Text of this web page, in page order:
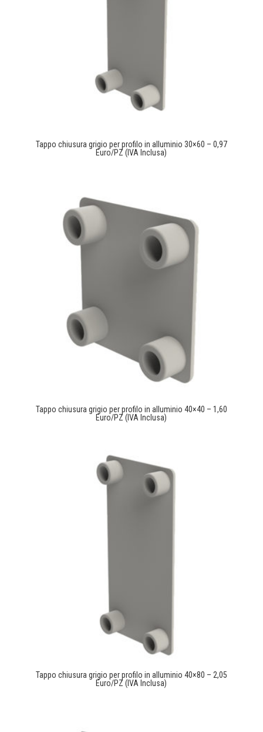
Tappo chiusura grigio per profilo in alluminio 30×60 – 0,97
Euro/PZ (IVA Inclusa)
Tappo chiusura grigio per profilo in alluminio 40×40 – 1,60
Euro/PZ (IVA Inclusa)
Tappo chiusura grigio per profilo in alluminio 40×80 – 2,05
Euro/PZ (IVA Inclusa)